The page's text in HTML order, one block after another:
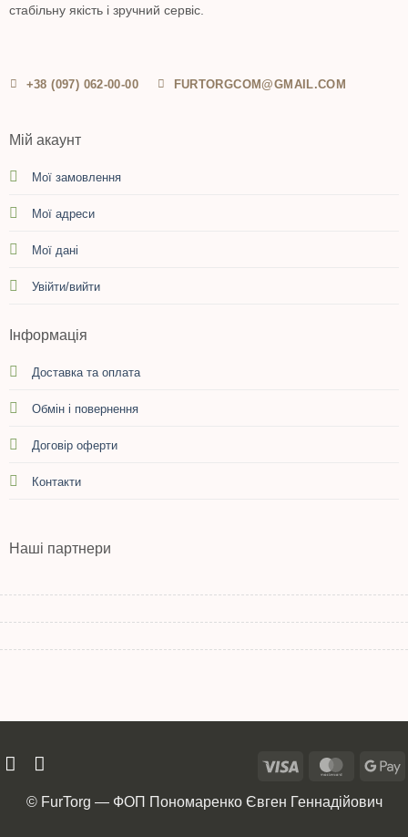
стабільну якість і зручний сервіс.
+38 (097) 062-00-00 FURTORGCOM@GMAIL.COM
Мій акаунт
Мої замовлення
Мої адреси
Мої дані
Увійти/вийти
Інформація
Доставка та оплата
Обмін і повернення
Договір оферти
Контакти
Наші партнери
© FurTorg — ФОП Пономаренко Євген Геннадійович